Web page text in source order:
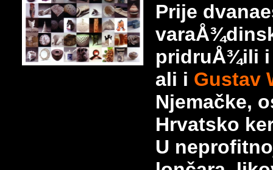
Prije
pridruÅ¾ili
ali i Gustav
Njemačke,
Hrvatsko
U